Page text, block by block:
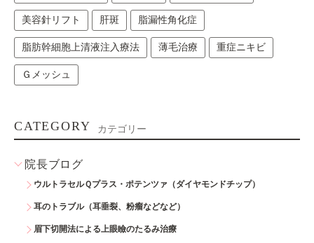
美容針リフト 肝斑 脂漏性角化症
脂肪幹細胞上清液注入療法 薄毛治療 重症ニキビ
Ｇメッシュ
CATEGORY カテゴリー
院長ブログ
ウルトラセルＱプラス・ポテンツァ（ダイヤモンドチップ）
耳のトラブル（耳垂裂、粉瘤などなど）
眉下切開法による上眼瞼のたるみ治療